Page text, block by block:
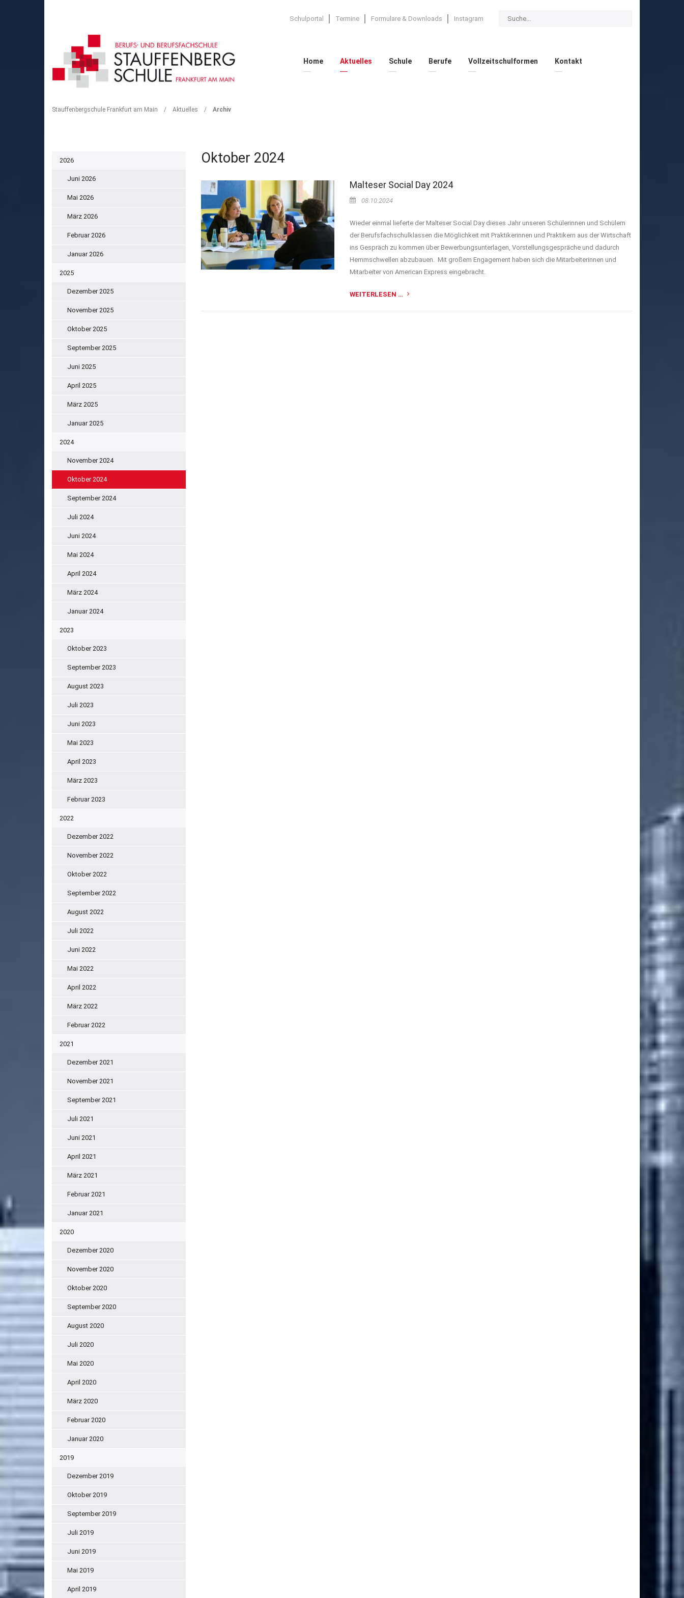
Schulportal Termine Formulare & Downloads Instagram
Home Aktuelles Schule Berufe Vollzeitschulformen Kontakt
Stauffenbergschule Frankfurt am Main / Aktuelles / Archiv
2026
Juni 2026
Mai 2026
März 2026
Februar 2026
Januar 2026
2025
Dezember 2025
November 2025
Oktober 2025
September 2025
Juni 2025
April 2025
März 2025
Januar 2025
2024
November 2024
Oktober 2024
September 2024
Juli 2024
Juni 2024
Mai 2024
April 2024
März 2024
Januar 2024
2023
Oktober 2023
September 2023
August 2023
Juli 2023
Juni 2023
Mai 2023
April 2023
März 2023
Februar 2023
2022
Dezember 2022
November 2022
Oktober 2022
September 2022
August 2022
Juli 2022
Juni 2022
Mai 2022
April 2022
März 2022
Februar 2022
2021
Dezember 2021
November 2021
September 2021
Juli 2021
Juni 2021
April 2021
März 2021
Februar 2021
Januar 2021
2020
Dezember 2020
November 2020
Oktober 2020
September 2020
August 2020
Juli 2020
Mai 2020
April 2020
März 2020
Februar 2020
Januar 2020
2019
Dezember 2019
Oktober 2019
September 2019
Juli 2019
Juni 2019
Mai 2019
April 2019
Oktober 2024
Malteser Social Day 2024
08.10.2024
Wieder einmal lieferte der Malteser Social Day dieses Jahr unseren Schülerinnen und Schülern
der Berufsfachschulklassen die Möglichkeit mit Praktikerinnen und Praktikern aus der Wirtschaft
ins Gespräch zu kommen über Bewerbungsunterlagen, Vorstellungsgespräche und dadurch
Hemmschwellen abzubauen. Mit großem Engagement haben sich die Mitarbeiterinnen und
Mitarbeiter von American Express eingebracht.
WEITERLESEN …